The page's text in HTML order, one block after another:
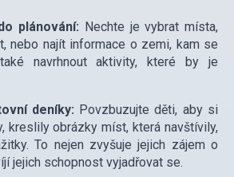
plánování: Nechte je vybrat místa,
nebo najít informace o zemi, kam se
navrhnout aktivity, které by je
deníky: Povzbuzujte děti, aby si
kreslily obrázky míst, která navštívily,
To nejen zvyšuje jejich zájem o
jejich schopnost vyjadřovat se.